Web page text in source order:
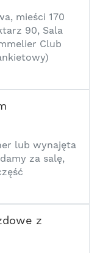
mieści 170
90, Sala
Club
lub wynajęta
za salę,
z